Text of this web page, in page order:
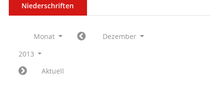
Niederschriften
Monat
Dezember
2013
Aktuell